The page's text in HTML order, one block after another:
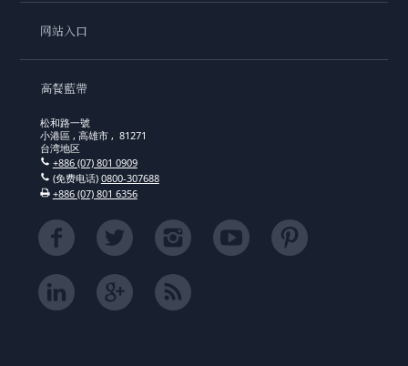
网站入口
高餐藍帶
松和路一號
小港區 , 高雄市 , 81271
台湾地区
+886 (07) 801 0909
(免费电话) 0800-307688
+886 (07) 801 6356